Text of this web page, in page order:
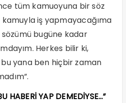
tüm kamuoyuna bir söz
iş yapmayacağıma
bugüne kadar
Herkes bilir ki,
yana ben hiçbir zaman
HABERİ YAP DEMEDİYSE…”